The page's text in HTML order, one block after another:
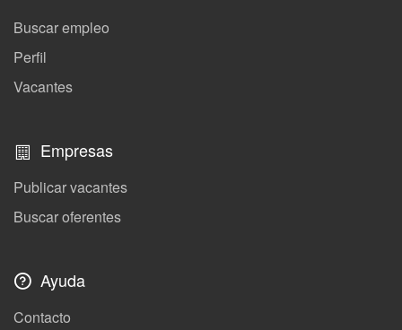
Buscar empleo
Perfil
Vacantes
Empresas
Publicar vacantes
Buscar oferentes
Ayuda
Contacto